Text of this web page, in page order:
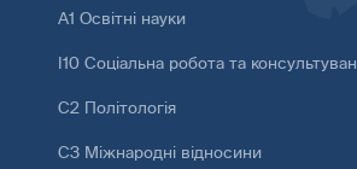
А1 Освітні науки
І10 Соціальна робота та
С2 Політологія
С3 Міжнародні відносини